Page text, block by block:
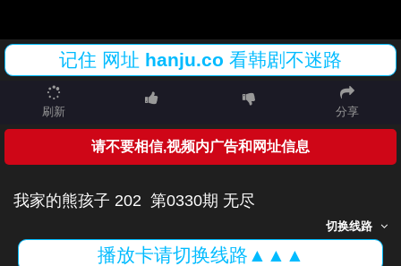
记住 网址 hanju.co 看韩剧不迷路
刷新 分享
请不要相信,视频内广告和网址信息
我家的熊孩子 202 第0330期 无尽
切换线路
播放卡请切换线路▲▲▲